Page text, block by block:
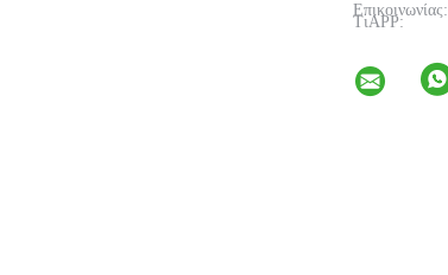
Επικοινωνίας:
ΤιAPP: